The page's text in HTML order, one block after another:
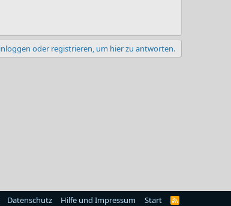
oder registrieren, um hier zu antworten.
Datenschutz Hilfe und Impressum Start
R